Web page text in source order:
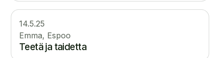
14.5.25
Emma, Espoo
Teetä ja taidetta